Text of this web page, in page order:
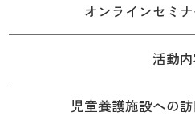
オンラインセミ
活動
児童養護施設への